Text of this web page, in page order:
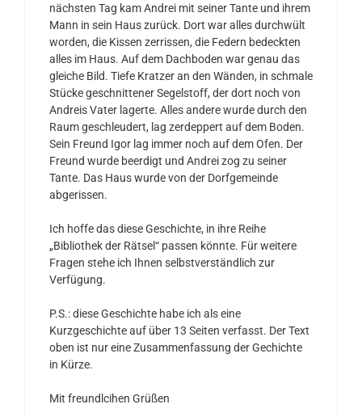
nächsten Tag kam Andrei mit seiner Tante und ihrem
Mann in sein Haus zurück. Dort war alles durchwült
worden, die Kissen zerrissen, die Federn bedeckten
alles im Haus. Auf dem Dachboden war genau das
gleiche Bild. Tiefe Kratzer an den Wänden, in schmale
Stücke geschnittener Segelstoff, der dort noch von
Andreis Vater lagerte. Alles andere wurde durch den
Raum geschleudert, lag zerdeppert auf dem Boden.
Sein Freund Igor lag immer noch auf dem Ofen. Der
Freund wurde beerdigt und Andrei zog zu seiner
Tante. Das Haus wurde von der Dorfgemeinde
abgerissen.
Ich hoffe das diese Geschichte, in ihre Reihe
„Bibliothek der Rätsel“ passen könnte. Für weitere
Fragen stehe ich Ihnen selbstverständlich zur
Verfügung.
P.S.: diese Geschichte habe ich als eine
Kurzgeschichte auf über 13 Seiten verfasst. Der Text
oben ist nur eine Zusammenfassung der Gechichte
in Kürze.
Mit freundlcihen Grüßen